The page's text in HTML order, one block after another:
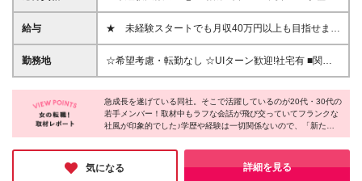
職歴・転職回数・正社員経験の有無など一切不問 ★
ご年齢が40歳までの方※若年層の長期キャリア形成の
東海、九州、沖縄エリアでの勤務を希望される方 *★*
こんな方にピッタリ*★* ◎正社員デビューしたい ◎
間と一緒に仕事を楽しみたい なりたい将来像が決ま
っていなくてもOK！ まずは業界のこと・会社のこと
を 仕事をしながら知ってもらい、 そのうえでサポー
給与
★ 未経験スタートでも月収40万円以上も目指せま
す！ ★ ★ 試用期間6か月あり／給与・待遇に変更
なし ★ ＼パターン①orパターン②で給与形態の選択
円以上 【関西】 月給27.5万円以上 【中部】 月給26.5
万円以上 【東北】 月給24.5万円以上 【北海道】 月給
24.0万円以上 【九州・中四国】 月給25.5万円以上 ＜
+賞与年2回+残業代 （※20H場合を超過した場合は全
額別途支給） 【首都圏・関東・北信越】 月給25.0万
勤務地
☆希望考慮・転勤なし ☆UIターン歓迎!社宅有 ■関東
東京、神奈川、埼玉、千葉、群馬、栃木、茨城 ■東北
青森、秋田、岩手、宮城、福島、山形 ■関西 大阪、兵
庫、京都、奈良、和歌山、滋賀 ■中部・北信越 新潟、
富山、石川、福井、山梨、長野、岐阜、静岡、愛知 ■
九州 福岡、佐賀、長崎、大分、熊本、宮崎、鹿児
島、沖縄 ■中四国 鳥取、島根、岡山、広島、山口、徳
島、香川、愛媛、高知 ■北海道 本社/東京都千代田区
急成長を遂げている同社。そこで活躍しているのが20代・30代の
若手メンバー！取材中もラフな会話が飛び交っていてフランクな
社風が印象的でした♪学歴や経験は一切関係ないので、「新たな
キャリアを踏み出したい」そんな方にはとっておきの会社です！
気になる 詳細を見る